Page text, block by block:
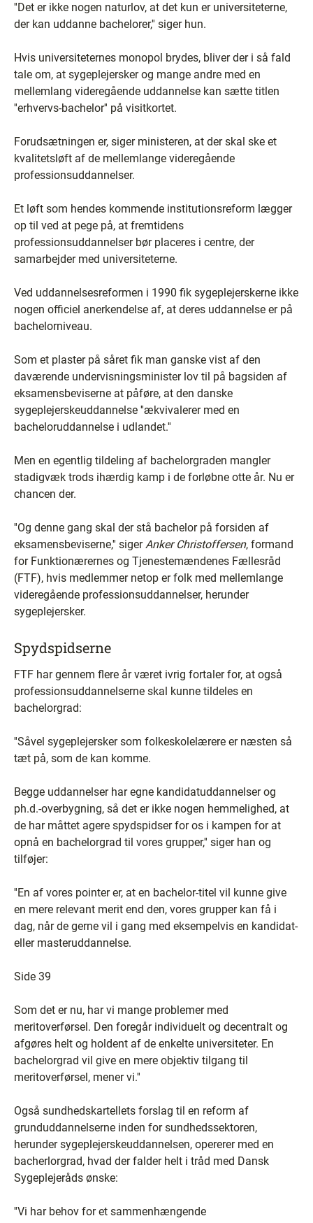
''Det er ikke nogen naturlov, at det kun er universiteterne,
der kan uddanne bachelorer,'' siger hun.
Hvis universiteternes monopol brydes, bliver der i så fald
tale om, at sygeplejersker og mange andre med en
mellemlang videregående uddannelse kan sætte titlen
''erhvervs-bachelor'' på visitkortet.
Forudsætningen er, siger ministeren, at der skal ske et
kvalitetsløft af de mellemlange videregående
professionsuddannelser.
Et løft som hendes kommende institutionsreform lægger
op til ved at pege på, at fremtidens
professionsuddannelser bør placeres i centre, der
samarbejder med universiteterne.
Ved uddannelsesreformen i 1990 fik sygeplejerskerne ikke
nogen officiel anerkendelse af, at deres uddannelse er på
bachelorniveau.
Som et plaster på såret fik man ganske vist af den
daværende undervisningsminister lov til på bagsiden af
eksamensbeviserne at påføre, at den danske
sygeplejerskeuddannelse ''ækvivalerer med en
bacheloruddannelse i udlandet.''
Men en egentlig tildeling af bachelorgraden mangler
stadigvæk trods ihærdig kamp i de forløbne otte år. Nu er
chancen der.
''Og denne gang skal der stå bachelor på forsiden af
eksamensbeviserne,'' sigerAnker Christoffersen, formand
for Funktionærernes og Tjenestemændenes Fællesråd
(FTF), hvis medlemmer netop er folk med mellemlange
videregående professionsuddannelser, herunder
sygeplejersker.
Spydspidserne
FTF har gennem flere år været ivrig fortaler for, at også
professionsuddannelserne skal kunne tildeles en
bachelorgrad:
''Såvel sygeplejersker som folkeskolelærere er næsten så
tæt på, som de kan komme.
Begge uddannelser har egne kandidatuddannelser og
ph.d.-overbygning, så det er ikke nogen hemmelighed, at
de har måttet agere spydspidser for os i kampen for at
opnå en bachelorgrad til vores grupper,'' siger han og
tilføjer:
''En af vores pointer er, at en bachelor-titel vil kunne give
en mere relevant merit end den, vores grupper kan få i
dag, når de gerne vil i gang med eksempelvis en kandidat-
eller masteruddannelse.
Side 39
Som det er nu, har vi mange problemer med
meritoverførsel. Den foregår individuelt og decentralt og
afgøres helt og holdent af de enkelte universiteter. En
bachelorgrad vil give en mere objektiv tilgang til
meritoverførsel, mener vi.''
Også sundhedskartellets forslag til en reform af
grunduddannelserne inden for sundhedssektoren,
herunder sygeplejerskeuddannelsen, opererer med en
bacherlorgrad, hvad der falder helt i tråd med Dansk
Sygeplejeråds ønske:
''Vi har behov for et sammenhængende